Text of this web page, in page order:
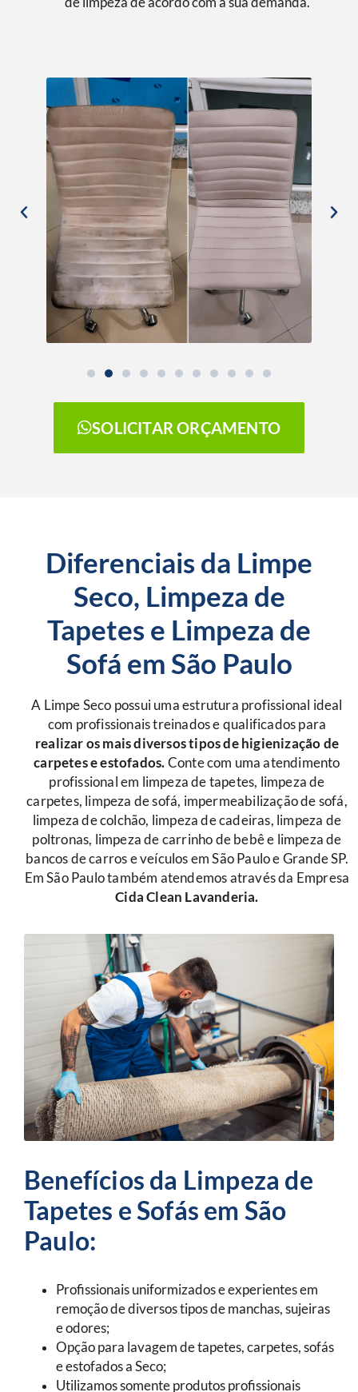
SOLICITAR ORÇAMENTO
Diferenciais da Limpe
Seco, Limpeza de
Tapetes e Limpeza de
Sofá em São Paulo
A Limpe Seco possui uma estrutura profissional ideal
com profissionais treinados e qualificados para
realizar os mais diversos tipos de higienização de
carpetes e estofados. Conte com uma atendimento
profissional em limpeza de tapetes, limpeza de
carpetes, limpeza de sofá, impermeabilização de sofá,
limpeza de colchão, limpeza de cadeiras, limpeza de
poltronas, limpeza de carrinho de bebê e limpeza de
bancos de carros e veículos em São Paulo e Grande SP.
Em São Paulo também atendemos através da Empresa
Cida Clean Lavanderia.
Benefícios da Limpeza de
Tapetes e Sofás em São
Paulo:
Profissionais uniformizados e experientes em
remoção de diversos tipos de manchas, sujeiras
e odores;
Opção para lavagem de tapetes, carpetes, sofás
e estofados a Seco;
Utilizamos somente produtos profissionais